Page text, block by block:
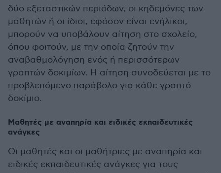
δύο εξεταστικών περιόδων, οι κηδεμόνες των
μαθητών ή οι ίδιοι, εφόσον είναι ενήλικοι,
μπορούν να υποβάλουν αίτηση στο σχολείο,
όπου φοιτούν, με την οποία ζητούν την
αναβαθμολόγηση ενός ή περισσότερων
γραπτών δοκιμίων. Η αίτηση συνοδεύεται με το
προβλεπόμενο παράβολο για κάθε γραπτό
δοκίμιο.
Μαθητές με αναπηρία και ειδικές εκπαιδευτικές
ανάγκες
Οι μαθητές και οι μαθήτριες με αναπηρία και
ειδικές εκπαιδευτικές ανάγκες για τους